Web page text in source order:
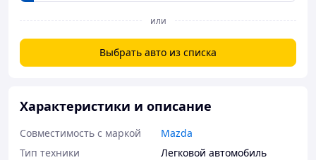
или
Выбрать авто из списка
Характеристики и описание
Совместимость с маркой
Mazda
Тип техники
Легковой автомобиль